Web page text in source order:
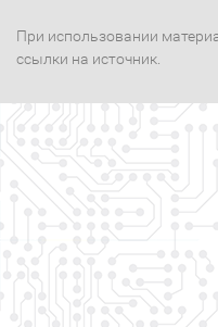
При использовании
ссылки на источник.